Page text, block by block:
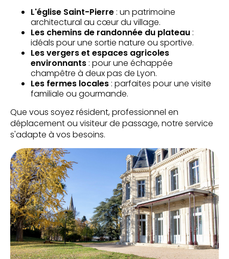
L'église Saint-Pierre : un patrimoine
architectural au cœur du village.
Les chemins de randonnée du plateau :
idéals pour une sortie nature ou sportive.
Les vergers et espaces agricoles
environnants : pour une échappée
champêtre à deux pas de Lyon.
Les fermes locales : parfaites pour une visite
familiale ou gourmande.
Que vous soyez résident, professionnel en
déplacement ou visiteur de passage, notre service
s'adapte à vos besoins.